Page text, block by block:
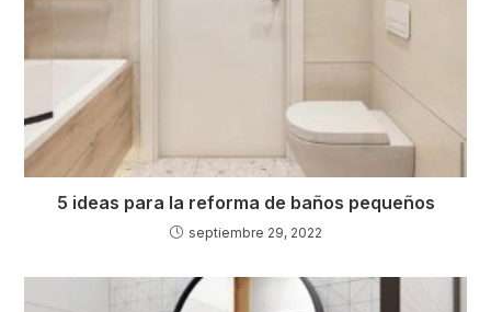
5 ideas para la reforma de baños pequeños
septiembre 29, 2022